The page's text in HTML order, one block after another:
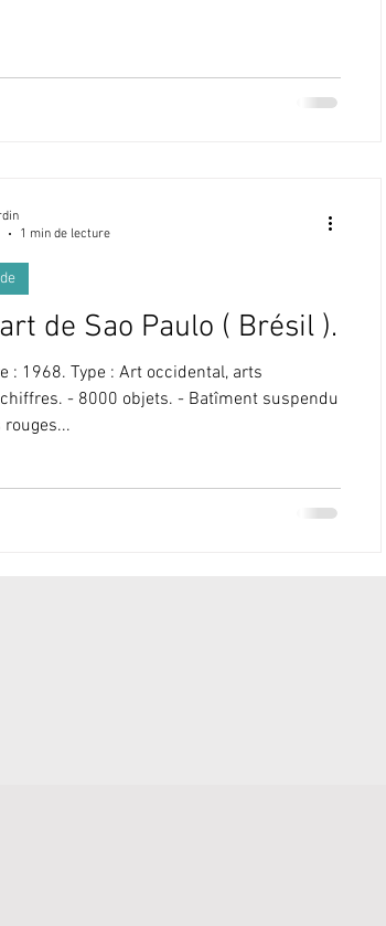
de Sao Paulo ( Brésil ).
: 1968. Type : Art occidental, arts
- 8000 objets. - Batîment suspendu
1 min de lecture